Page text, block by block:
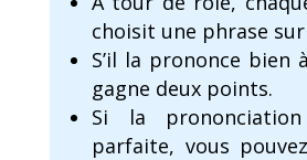
choisit une phrase sur
S’il la prononce bien
gagne deux points.
Si la
parfaite, vous